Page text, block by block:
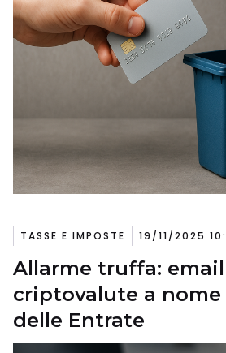
TASSE E IMPOSTE 19/11/2025
Allarme truffa:
criptovalute a nome
delle Entrate